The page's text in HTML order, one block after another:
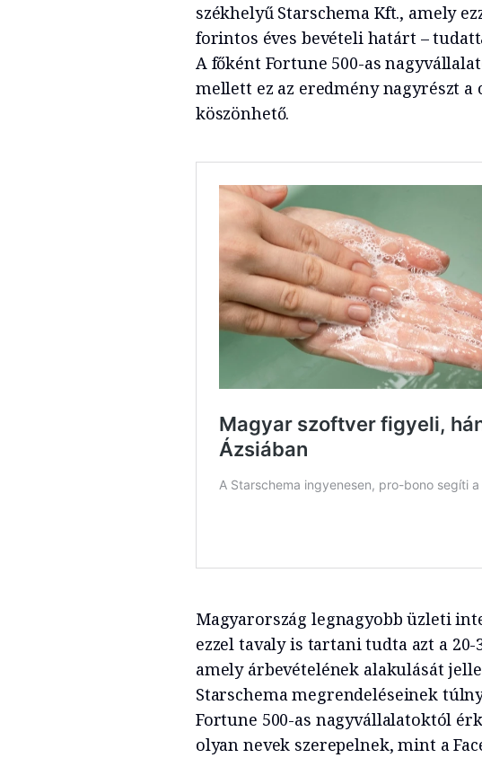
székhelyű Starschema Kft., amely
forintos éves bevételi határt –
A főként Fortune 500-as
mellett ez az eredmény nagyrészt
köszönhető.
Magyarország legnagyobb üzleti
ezzel tavaly is tartani tudta azt a
amely árbevételének alakulását
Starschema megrendeléseinek
Fortune 500-as nagyvállalatoktól
olyan nevek szerepelnek, mint a